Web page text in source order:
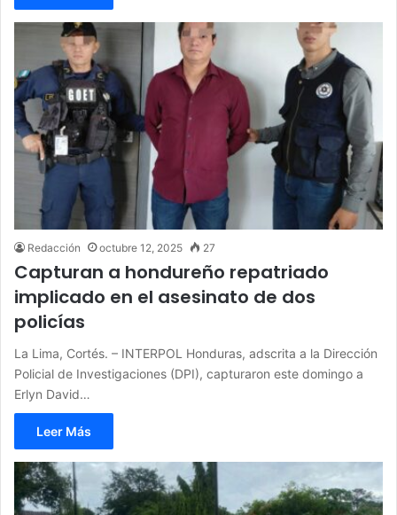
Redacción octubre 12, 2025 27
Capturan a hondureño repatriado
implicado en el asesinato de dos
policías
La Lima, Cortés. – INTERPOL Honduras, adscrita a la Dirección
Policial de Investigaciones (DPI), capturaron este domingo a
Erlyn David…
Leer Más